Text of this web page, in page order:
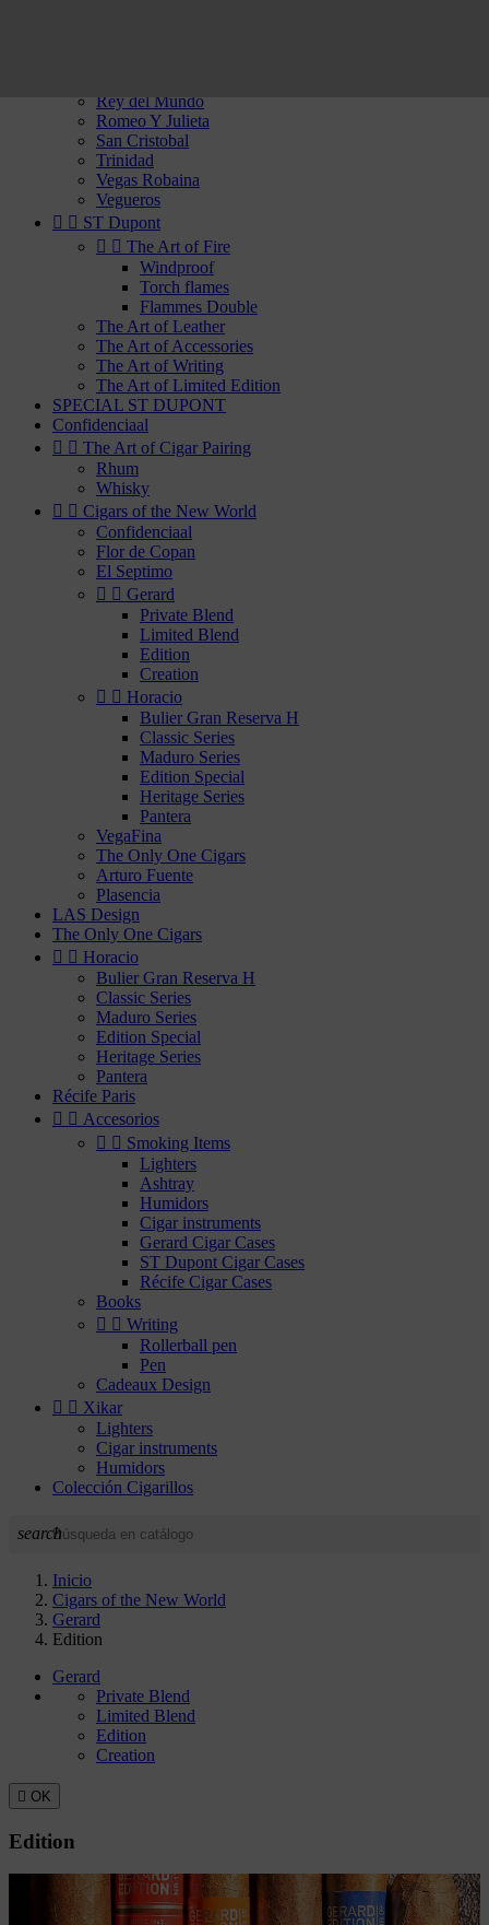
Rey del Mundo
Romeo Y Julieta
San Cristobal
Trinidad
Vegas Robaina
Vegueros
  ST Dupont
  The Art of Fire
Windproof
Torch flames
Flammes Double
The Art of Leather
The Art of Accessories
The Art of Writing
The Art of Limited Edition
SPECIAL ST DUPONT
Confidenciaal
  The Art of Cigar Pairing
Rhum
Whisky
  Cigars of the New World
Confidenciaal
Flor de Copan
El Septimo
  Gerard
Private Blend
Limited Blend
Edition
Creation
  Horacio
Bulier Gran Reserva H
Classic Series
Maduro Series
Edition Special
Heritage Series
Pantera
VegaFina
The Only One Cigars
Arturo Fuente
Plasencia
LAS Design
The Only One Cigars
  Horacio
Bulier Gran Reserva H
Classic Series
Maduro Series
Edition Special
Heritage Series
Pantera
Récife Paris
  Accesorios
  Smoking Items
Lighters
Ashtray
Humidors
Cigar instruments
Gerard Cigar Cases
ST Dupont Cigar Cases
Récife Cigar Cases
Books
  Writing
Rollerball pen
Pen
Cadeaux Design
  Xikar
Lighters
Cigar instruments
Humidors
Colección Cigarillos
search
Inicio
Cigars of the New World
Gerard
Edition
Gerard
Private Blend
Limited Blend
Edition
Creation
 OK
Edition